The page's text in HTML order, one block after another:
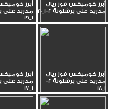
أبرز كوميكس فوز ريال
مدريد على برشلونة 2-1_20
أبرز
1_19
أبرز كوميكس فوز ريال
مدريد على برشلونة 2-
1_18
أبرز
1_17